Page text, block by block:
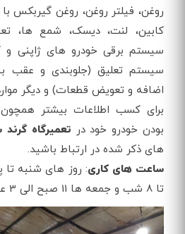
روغن، فیلتر روغن، روغن گیربکس با
کابین، لنت، دیسک، شمع ها،
سیستم برقی خودرو های ژاپنی و
سیستم تعلیق (جلوبندی و عقب
اضافه و تعویض قطعات) و دیگر
برای کسب اطلاعات بیشتر
بودن خودرو خود در تعمیرگاه
های ذکر شده در ارتباط باشید.
ساعت های کاری
تا 8 شب و جمعه ها 11 صبح الی 3 عصر